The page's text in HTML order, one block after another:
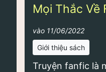
Mọi Thắc Về
vào 11/06/2022
Giới thiệu sách
Truyện fanfic là